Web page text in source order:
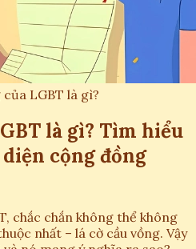
LGBT là gì?
là gì? Tìm hiểu
cộng đồng
chắc chắn không thể không
nhất – lá cờ cầu vồng. Vậy